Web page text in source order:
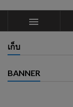

เก็บ
BANNER